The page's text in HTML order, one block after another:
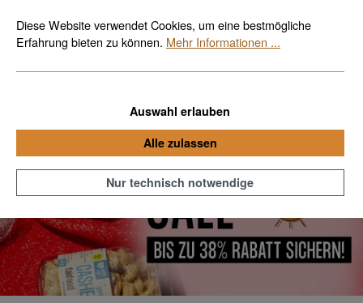
Diese Website verwendet Cookies, um eine bestmögliche
Erfahrung bieten zu können. Mehr Informationen ...
Auswahl erlauben
Alle zulassen
Nur technisch notwendige